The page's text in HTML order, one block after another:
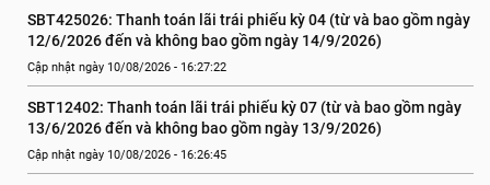
SBT425026: Thanh toán lãi trái phiếu kỳ 04 (từ và bao gồm ngày
12/6/2026 đến và không bao gồm ngày 14/9/2026)
Cập nhật ngày 10/08/2026 - 16:27:22
SBT12402: Thanh toán lãi trái phiếu kỳ 07 (từ và bao gồm ngày
13/6/2026 đến và không bao gồm ngày 13/9/2026)
Cập nhật ngày 10/08/2026 - 16:26:45